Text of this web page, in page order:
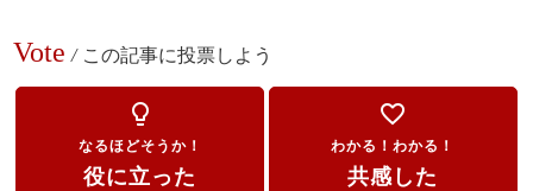
Vote / この記事に投票しよう
lightbulb_outline
なるほどそうか！
役に立った
favorite_border
わかる！わかる！
共感した